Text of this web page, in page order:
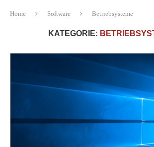
Home Software Betriebsysteme
KATEGORIE: